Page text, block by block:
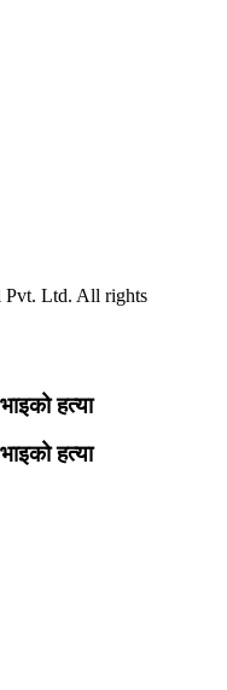
Pvt. Ltd. All rights
हत्या
हत्या